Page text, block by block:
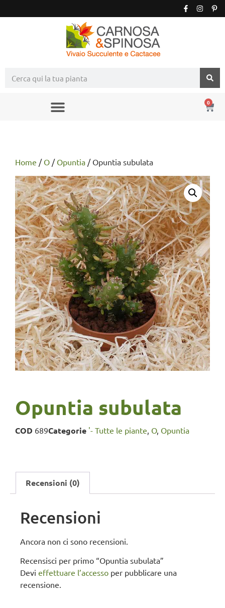
0
Home / O / Opuntia / Opuntia subulata
Opuntia subulata
COD 689Categorie '- Tutte le piante, O, Opuntia
Recensioni (0)
Recensioni
Ancora non ci sono recensioni.
Recensisci per primo “Opuntia subulata”
Devi effettuare l’accesso per pubblicare una
recensione.